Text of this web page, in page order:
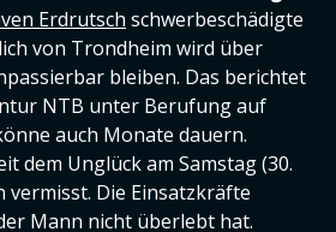
Erdrutsch schwerbeschädigte
von Trondheim wird über
bleiben. Das berichtet
NTB unter Berufung auf
auch Monate dauern.
dem Unglück am Samstag (30.
vermisst. Die Einsatzkräfte
Mann nicht überlebt hat.